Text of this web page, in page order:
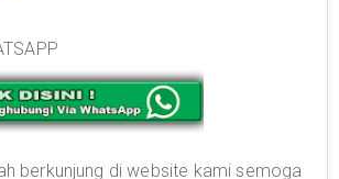
berkunjung di website kami semoga